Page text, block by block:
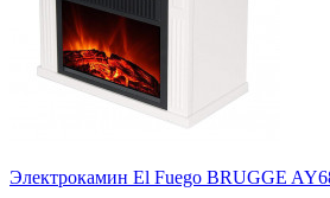
Электрокамин El Fuego BRUGGE